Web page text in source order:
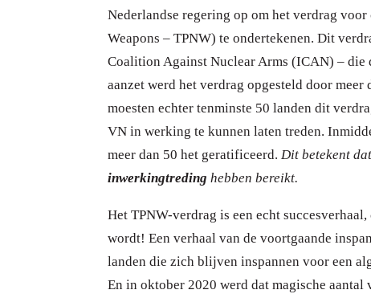
Nederlandse regering op om het verdrag
Weapons – TPNW) te ondertekenen.Dit
Coalition Against Nuclear Arms (ICAN) –
aanzet werd het verdrag opgesteld door
moesten echter tenminste 50 landen dit
VN in werking te kunnen laten treden.
meer dan 50 het geratificeerd.Dit betekent
inwerkingtreding hebben bereikt.
Het TPNW-verdrag is een echt
wordt! Een verhaal van de voortgaande
landen die zich blijven inspannen voor een
En in oktober 2020 werd dat magische